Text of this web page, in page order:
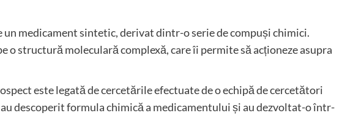
medicament sintetic, derivat dintr-o serie de compuși chimici.
o structură moleculară complexă, care îi permite să acționeze asupra
este legată de cercetările efectuate de o echipă de cercetători
descoperit formula chimică a medicamentului și au dezvoltat-o într-